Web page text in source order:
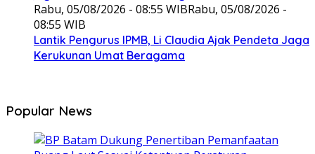
Rabu, 05/08/2026 - 08:55 WIBRabu, 05/08/2026 -
08:55 WIB
Lantik Pengurus IPMB, Li Claudia Ajak Pendeta Jaga
Kerukunan Umat Beragama
Popular News